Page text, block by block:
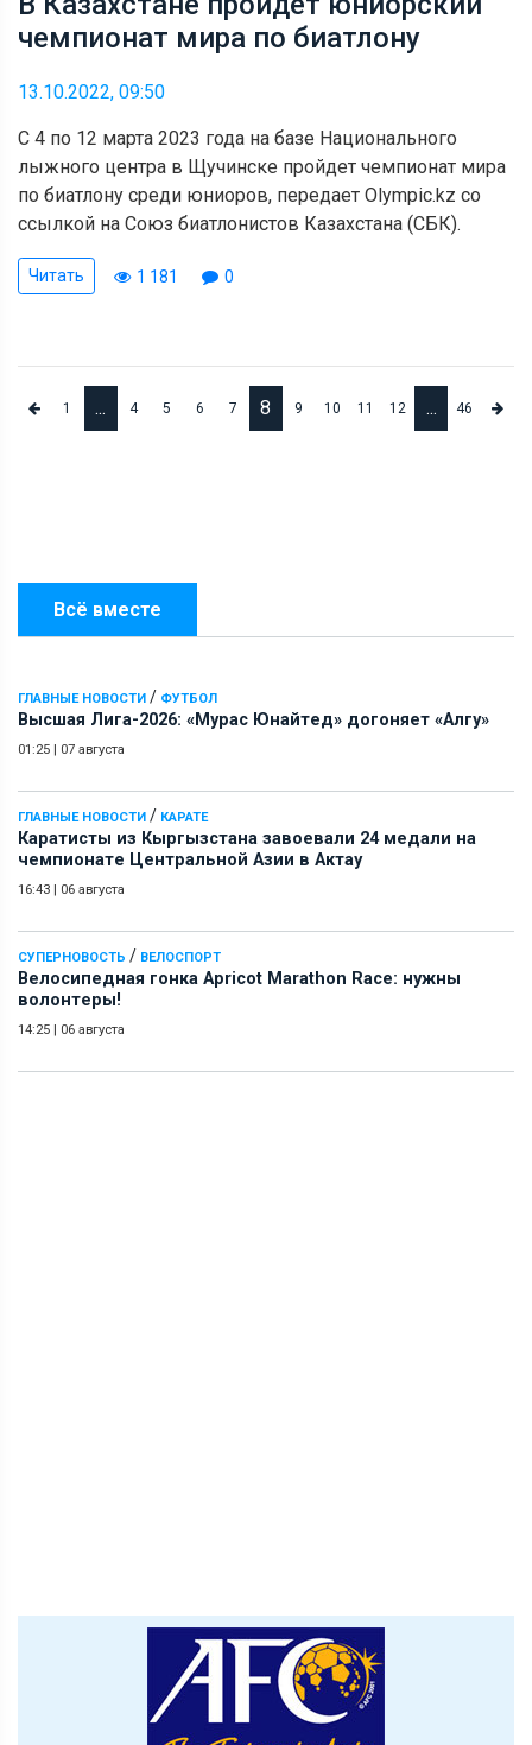
Всё вместе
ГЛАВНЫЕ НОВОСТИ / ФУТБОЛ
Высшая Лига-2026: «Мурас Юнайтед» догоняет «Алгу»
01:25 07 августа
ГЛАВНЫЕ НОВОСТИ / КАРАТЕ
Каратисты из Кыргызстана завоевали 24 медали на
чемпионате Центральной Азии в Актау
16:43 06 августа
СУПЕРНОВОСТЬ / ВЕЛОСПОРТ
Велосипедная гонка Apricot Marathon Race: нужны
волонтеры!
14:25 06 августа
чемпионат мира по биатлону
13.10.2022, 09:50
С 4 по 12 марта 2023 года на базе Национального
лыжного центра в Щучинске пройдет чемпионат мира
по биатлону среди юниоров, передает Olympic.kz со
ссылкой на Союз биатлонистов Казахстана (СБК).
Читать 1 181 0
1 ... 4 5 6 7 8 9 10 11 12 ... 46